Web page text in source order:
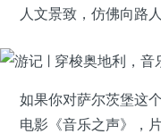
人文景致，仿佛向路
如果你对萨尔茨堡这
电影《音乐之声》，